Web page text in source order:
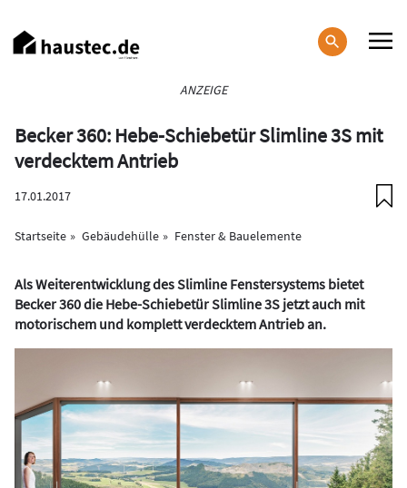
zum
Inhalt
ANZEIGE
Becker 360: Hebe-Schiebetür Slimline 3S mit
verdecktem Antrieb
17.01.2017
Startseite Gebäudehülle Fenster & Bauelemente
Als Weiterentwicklung des Slimline Fenstersystems bietet
Becker 360 die Hebe-Schiebetür Slimline 3S jetzt auch mit
motorischem und komplett verdecktem Antrieb an.